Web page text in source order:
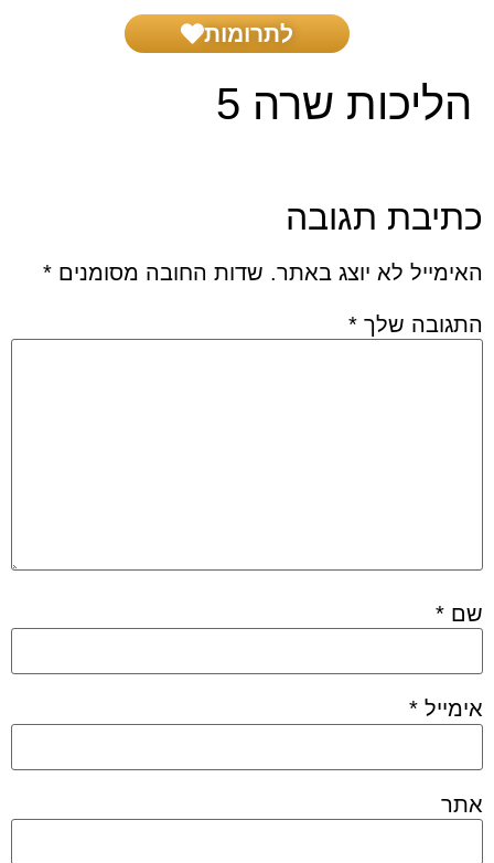
לתרומות
הליכות שרה 5
כתיבת תגובה
האימייל לא יוצג באתר. שדות החובה מסומנים *
התגובה שלך *
שם *
אימייל *
אתר